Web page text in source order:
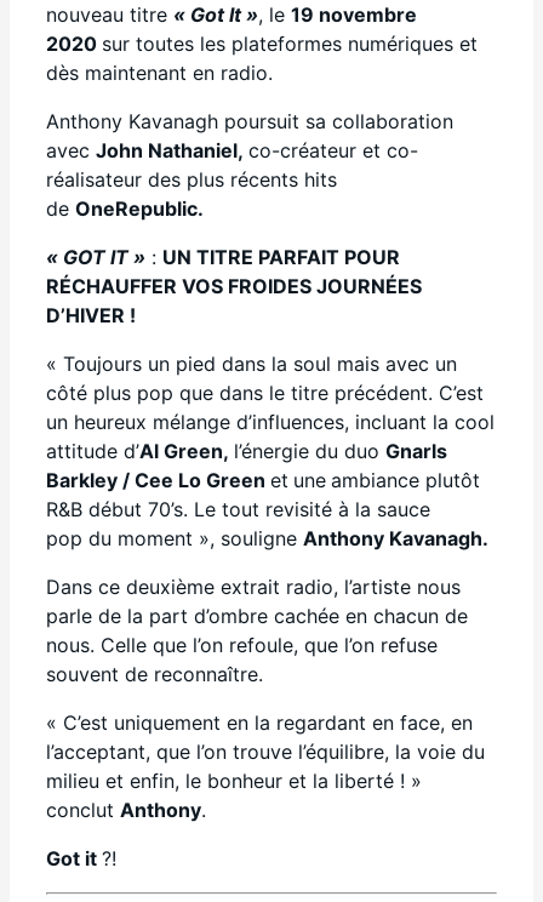
nouveau titre « Got It», le 19 novembre
2020 sur toutes les plateformes numériques et
dès maintenant en radio.
Anthony Kavanagh poursuit sa collaboration
avec John Nathaniel, co-créateur et co-
réalisateur des plus récents hits
de OneRepublic.
« GOT IT » : UN TITRE PARFAIT POUR
RÉCHAUFFER VOS FROIDES JOURNÉES
D’HIVER !
« Toujours un pied dans la soul mais avec un
côté plus pop que dans le titre précédent. C’est
un heureux mélange d’influences, incluant la cool
attitude d’Al Green, l’énergie du duo Gnarls
Barkley / Cee Lo Green et une ambiance plutôt
R&B début 70’s. Le tout revisité à la sauce
pop du moment », souligne Anthony Kavanagh.
Dans ce deuxième extrait radio, l’artiste nous
parle de la part d’ombre cachée en chacun de
nous. Celle que l’on refoule, que l’on refuse
souvent de reconnaître.
« C’est uniquement en la regardant en face, en
l’acceptant, que l’on trouve l’équilibre, la voie du
milieu et enfin, le bonheur et la liberté ! »
conclut Anthony.
Got it ?!